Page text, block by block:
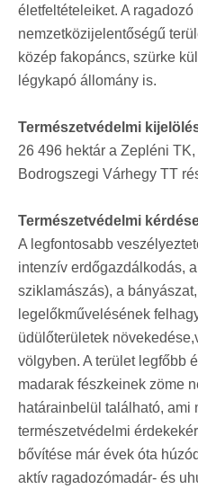
életfeltételeiket. A
nemzetközijelentőségű
közép fakopáncs, szürke
légykapó állomány is.
Természetvédelmi
26 496 hektár a Zepléni
Bodrogszegi Várhegy TT
Természetvédelmi
A legfontosabb
intenzív erdőgazdálkodás,
sziklamászás), a
legelőkművelésének
üdülőterületek
völgyben. A terület legfőbb
madarak fészkeinek zöme
határainbelül található, ami
természetvédelmi
bővítése már évek óta
aktív ragadozómadár- és